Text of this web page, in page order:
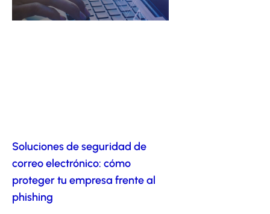
Soluciones de seguridad de
correo electrónico: cómo
proteger tu empresa frente al
phishing